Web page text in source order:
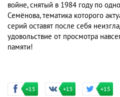
войне, снятый в 1984 году по
Семёнова, тематика которого
серий оставят после себя
удовольствие от просмотра
памяти!
+15 +15 +15